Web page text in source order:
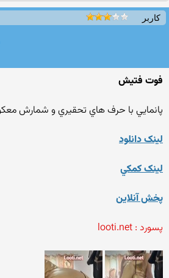
کاربر
فوت فتيش
پانمايي با حرف هاي تحقيري و شمارش
لينک دانلود
لينک کمکي
پخش آنلاين
پسورد : looti.net